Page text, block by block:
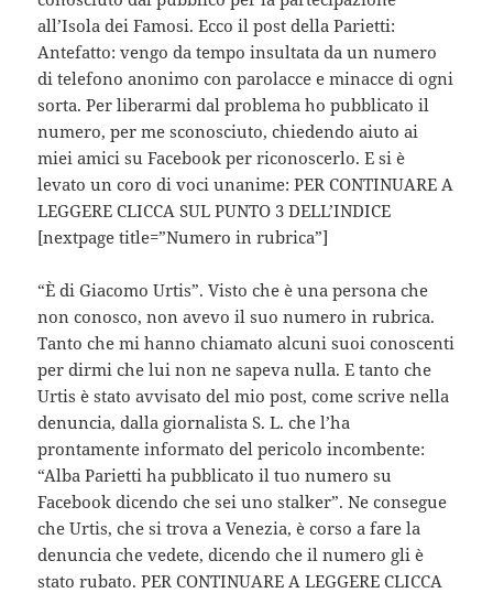
all’Isola dei Famosi. Ecco il post della Parietti:
Antefatto: vengo da tempo insultata da un numero
di telefono anonimo con parolacce e minacce di ogni
sorta. Per liberarmi dal problema ho pubblicato il
numero, per me sconosciuto, chiedendo aiuto ai
miei amici su Facebook per riconoscerlo. E si è
levato un coro di voci unanime: PER CONTINUARE A
LEGGERE CLICCA SUL PUNTO 3 DELL’INDICE
[nextpage title=”Numero in rubrica”]
“È di Giacomo Urtis”. Visto che è una persona che
non conosco, non avevo il suo numero in rubrica.
Tanto che mi hanno chiamato alcuni suoi conoscenti
per dirmi che lui non ne sapeva nulla. E tanto che
Urtis è stato avvisato del mio post, come scrive nella
denuncia, dalla giornalista S. L. che l’ha
prontamente informato del pericolo incombente:
“Alba Parietti ha pubblicato il tuo numero su
Facebook dicendo che sei uno stalker”. Ne consegue
che Urtis, che si trova a Venezia, è corso a fare la
denuncia che vedete, dicendo che il numero gli è
stato rubato. PER CONTINUARE A LEGGERE CLICCA